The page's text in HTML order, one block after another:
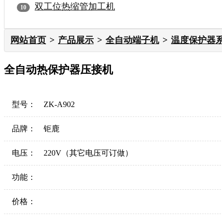
双工位热缩管加工机
网站首页 产品展示 全自动端子机 温度保护器
全自动热保护器压接机
型号： ZK-A902
品牌： 钜鹿
电压： 220V（其它电压可订做）
功能：
价格：